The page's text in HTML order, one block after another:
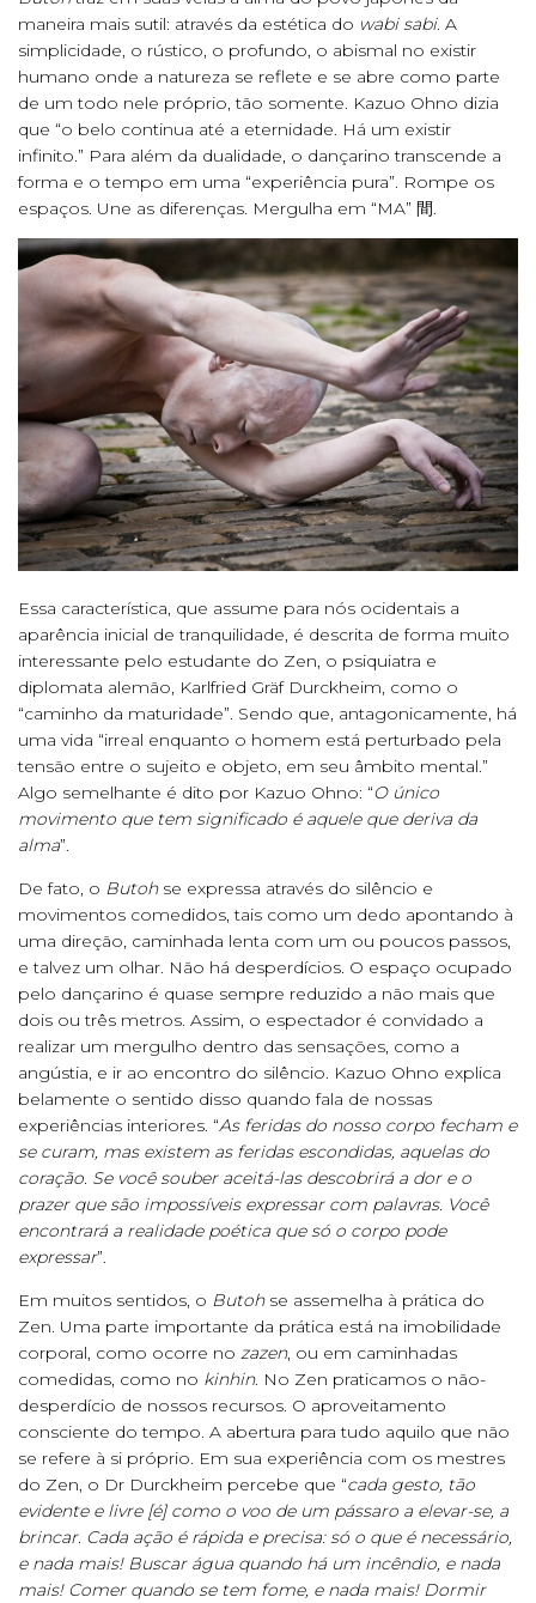
maneira mais sutil: através da estética do wabi sabi. A
simplicidade, o rústico, o profundo, o abismal no existir
humano onde a natureza se reflete e se abre como parte
de um todo nele próprio, tão somente. Kazuo Ohno dizia
que “o belo continua até a eternidade. Há um existir
infinito.” Para além da dualidade, o dançarino transcende a
forma e o tempo em uma “experiência pura”. Rompe os
espaços. Une as diferenças. Mergulha em “MA” 間.
Essa característica, que assume para nós ocidentais a
aparência inicial de tranquilidade, é descrita de forma muito
interessante pelo estudante do Zen, o psiquiatra e
diplomata alemão, Karlfried Gräf Durckheim, como o
“caminho da maturidade”. Sendo que, antagonicamente, há
uma vida “irreal enquanto o homem está perturbado pela
tensão entre o sujeito e objeto, em seu âmbito mental.”
Algo semelhante é dito por Kazuo Ohno: “O único
movimento que tem significado é aquele que deriva da
alma”.
De fato, o Butohse expressa através do silêncio e
movimentos comedidos, tais como um dedo apontando à
uma direção, caminhada lenta com um ou poucos passos,
e talvez um olhar. Não há desperdícios. O espaço ocupado
pelo dançarino é quase sempre reduzido a não mais que
dois ou três metros. Assim, o espectador é convidado a
realizar um mergulho dentro das sensações, como a
angústia, e ir ao encontro do silêncio. Kazuo Ohno explica
belamente o sentido disso quando fala de nossas
experiências interiores. “As feridas do nosso corpo fecham e
se curam, mas existem as feridas escondidas, aquelas do
coração. Se você souber aceitá-las descobrirá a dor e o
prazer que são impossíveis expressar com palavras. Você
encontrará a realidade poética que só o corpo pode
expressar”.
Em muitos sentidos, o Butohse assemelha à prática do
Zen. Uma parte importante da prática está na imobilidade
corporal, como ocorre no zazen, ou em caminhadas
comedidas, como no kinhin. No Zen praticamos o não-
desperdício de nossos recursos. O aproveitamento
consciente do tempo. A abertura para tudo aquilo que não
se refere à si próprio. Em sua experiência com os mestres
do Zen, o Dr Durckheim percebe que “cada gesto, tão
evidente e livre [é] como o voo de um pássaro a elevar-se, a
brincar. Cada ação é rápida e precisa: só o que é necessário,
e nada mais! Buscar água quando há um incêndio, e nada
mais! Comer quando se tem fome, e nada mais! Dormir